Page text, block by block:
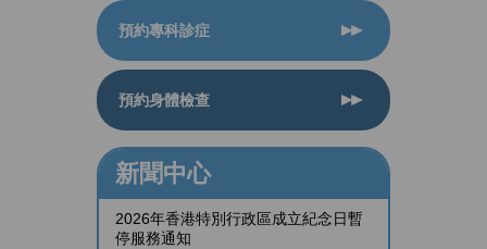
預約專科診症
預約身體檢查
新聞中心
2026年香港特別行政區成立紀念日暫
停服務通知